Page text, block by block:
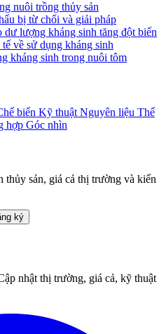
nuôi trồng thủy sản
bị từ chối và giải pháp
lượng kháng sinh tăng đột biến
về sử dụng kháng sinh
kháng sinh trong nuôi tôm
biến Kỹ thuật Nguyên liệu Thế
hợp Góc nhìn
thủy sản, giá cả thị trường và kiến
ký
nhật thị trường, giá cả, kỹ thuật